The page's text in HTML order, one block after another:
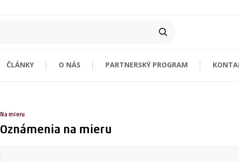
Vizitky na mieru
ČLÁNKY O NÁS PARTNERSKÝ PROGRAM
Na mieru
Oznámenia na mieru